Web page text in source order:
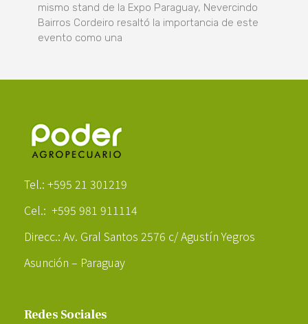
mismo stand de la Expo Paraguay, Nevercindo
Bairros Cordeiro resaltó la importancia de este
evento como una
Tel.: +595 21 301219
Cel.: +595 981 911114
Direcc.: Av. Gral Santos 2576 c/ Agustín Yegros
Asunción – Paraguay
Redes Sociales